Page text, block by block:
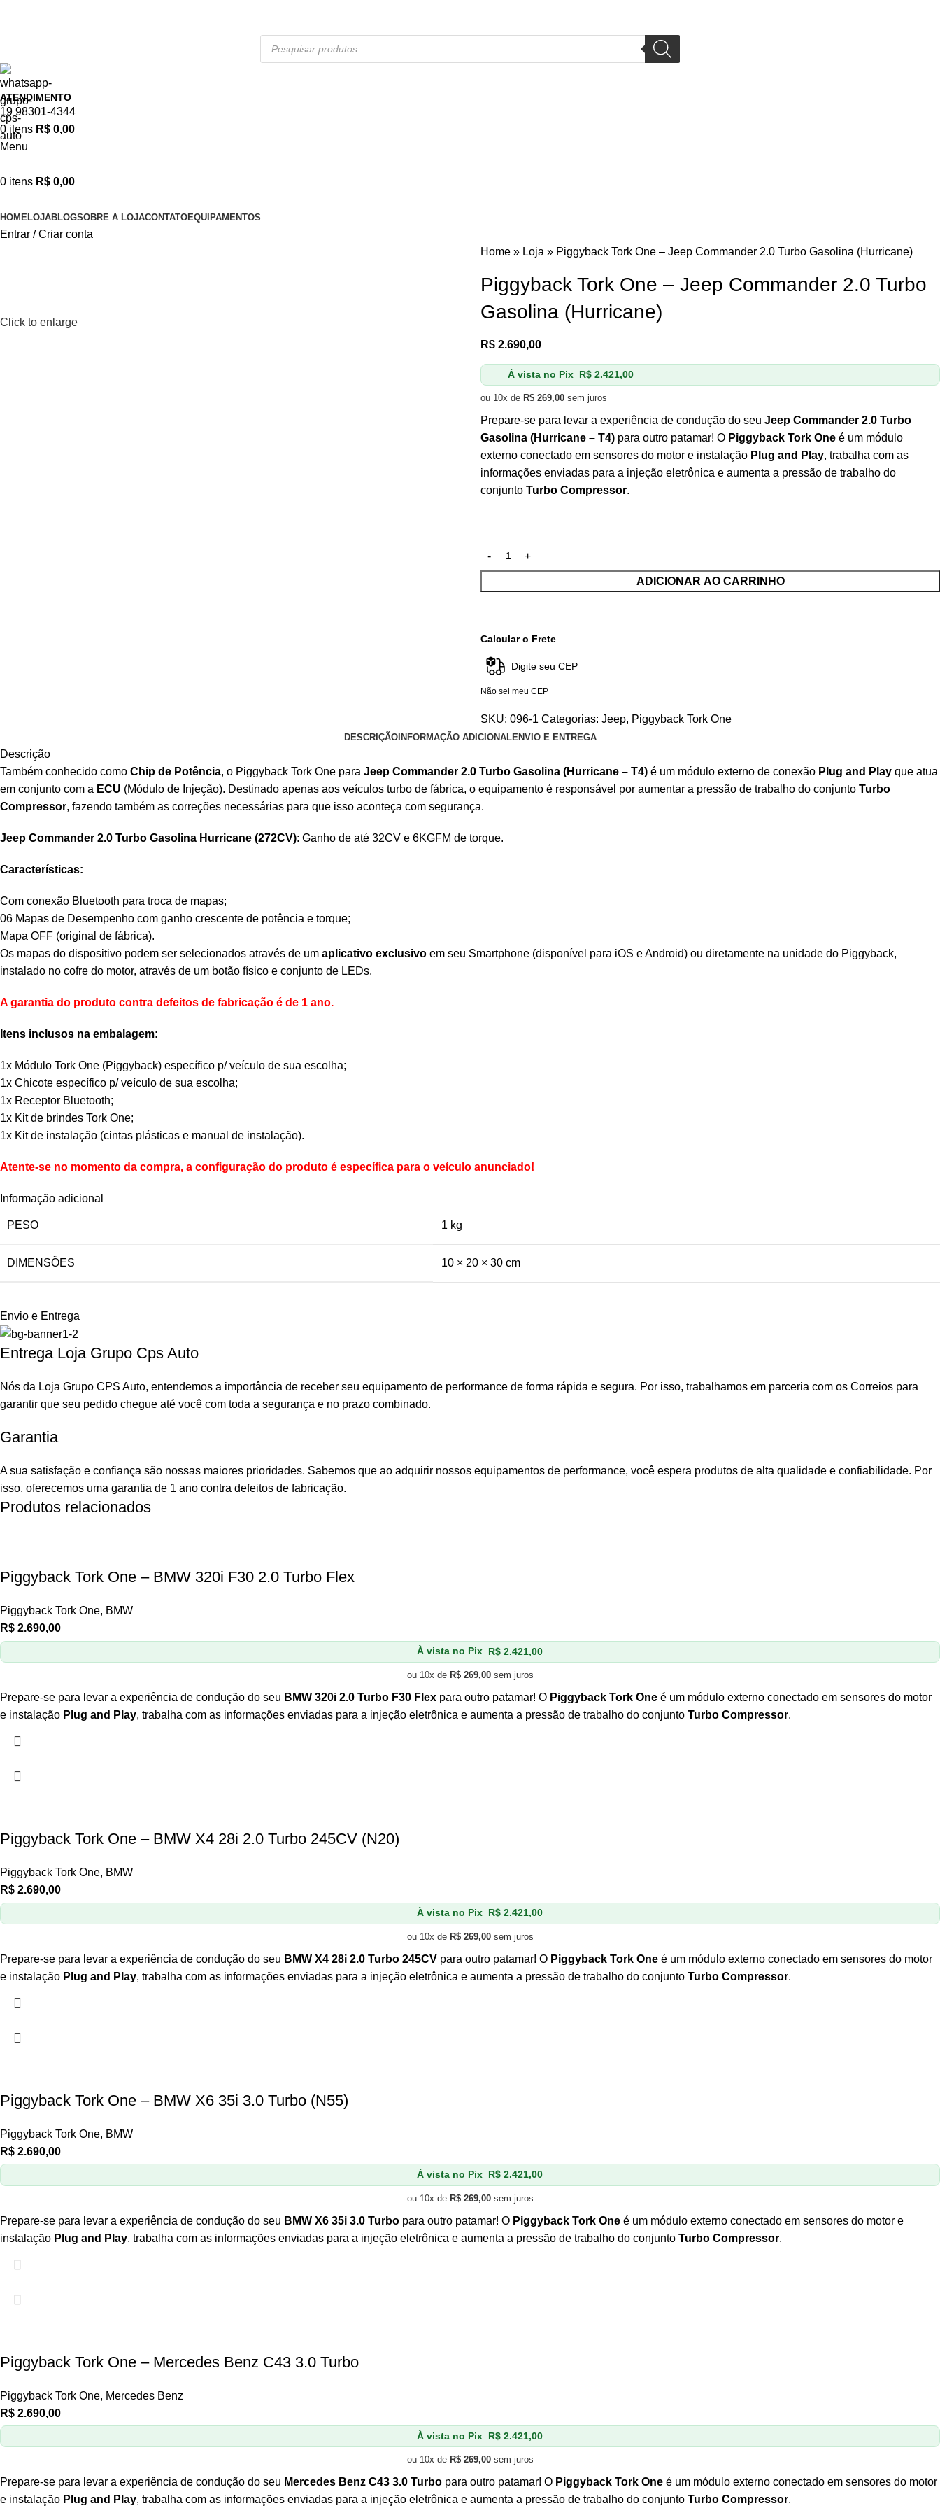
ATENDIMENTO
19 98301-4344
0 itens R$ 0,00
Menu
0 itens R$ 0,00
HOMELOJABLOGSOBRE A LOJACONTATOEQUIPAMENTOS
Entrar / Criar conta
Click to enlarge
Home » Loja » Piggyback Tork One – Jeep Commander 2.0 Turbo Gasolina (Hurricane)
Piggyback Tork One – Jeep Commander 2.0 Turbo
Gasolina (Hurricane)
R$ 2.690,00
À vista no Pix R$2.421,00
ou 10x de R$ 269,00 sem juros
Prepare-se para levar a experiência de condução do seu Jeep Commander 2.0 Turbo
Gasolina (Hurricane – T4) para outro patamar! O Piggyback Tork One é um módulo
externo conectado em sensores do motor e instalação Plug and Play, trabalha com as
informações enviadas para a injeção eletrônica e aumenta a pressão de trabalho do
conjunto Turbo Compressor.
ADICIONAR AO CARRINHO
Calcular o Frete
Não sei meu CEP
SKU: 096-1 Categorias: Jeep, Piggyback Tork One
DESCRIÇÃOINFORMAÇÃO ADICIONALENVIO E ENTREGA
Descrição
Também conhecido como Chip de Potência, o Piggyback Tork One para Jeep Commander 2.0 Turbo Gasolina (Hurricane – T4) é um módulo externo de conexão Plug and Play que atua
em conjunto com a ECU (Módulo de Injeção). Destinado apenas aos veículos turbo de fábrica, o equipamento é responsável por aumentar a pressão de trabalho do conjunto Turbo
Compressor, fazendo também as correções necessárias para que isso aconteça com segurança.
Jeep Commander 2.0 Turbo Gasolina Hurricane (272CV): Ganho de até 32CV e 6KGFM de torque.
Características:
Com conexão Bluetooth para troca de mapas;
06 Mapas de Desempenho com ganho crescente de potência e torque;
Mapa OFF (original de fábrica).
Os mapas do dispositivo podem ser selecionados através de um aplicativo exclusivo em seu Smartphone (disponível para iOS e Android) ou diretamente na unidade do Piggyback,
instalado no cofre do motor, através de um botão físico e conjunto de LEDs.
A garantia do produto contra defeitos de fabricação é de 1 ano.
Itens inclusos na embalagem:
1x Módulo Tork One (Piggyback) específico p/ veículo de sua escolha;
1x Chicote específico p/ veículo de sua escolha;
1x Receptor Bluetooth;
1x Kit de brindes Tork One;
1x Kit de instalação (cintas plásticas e manual de instalação).
Atente-se no momento da compra, a configuração do produto é específica para o veículo anunciado!
Informação adicional
PESO 1 kg
DIMENSÕES 10 × 20 × 30 cm
Envio e Entrega
Entrega Loja Grupo Cps Auto
Nós da Loja Grupo CPS Auto, entendemos a importância de receber seu equipamento de performance de forma rápida e segura. Por isso, trabalhamos em parceria com os Correios para
garantir que seu pedido chegue até você com toda a segurança e no prazo combinado.
Garantia
A sua satisfação e confiança são nossas maiores prioridades. Sabemos que ao adquirir nossos equipamentos de performance, você espera produtos de alta qualidade e confiabilidade. Por
isso, oferecemos uma garantia de 1 ano contra defeitos de fabricação.
Produtos relacionados
Piggyback Tork One – BMW 320i F30 2.0 Turbo Flex
Piggyback Tork One, BMW
R$ 2.690,00
À vista no Pix R$ 2.421,00
ou 10x de R$269,00sem juros
Prepare-se para levar a experiência de condução do seu BMW 320i 2.0 Turbo F30 Flex para outro patamar! O Piggyback Tork One é um módulo externo conectado em sensores do motor
e instalação Plug and Play, trabalha com as informações enviadas para a injeção eletrônica e aumenta a pressão de trabalho do conjunto Turbo Compressor.
Piggyback Tork One – BMW X4 28i 2.0 Turbo 245CV (N20)
Piggyback Tork One, BMW
R$ 2.690,00
À vista no Pix R$ 2.421,00
ou 10x de R$269,00sem juros
Prepare-se para levar a experiência de condução do seu BMW X4 28i 2.0 Turbo 245CV para outro patamar! O Piggyback Tork One é um módulo externo conectado em sensores do motor
e instalação Plug and Play, trabalha com as informações enviadas para a injeção eletrônica e aumenta a pressão de trabalho do conjunto Turbo Compressor.
Piggyback Tork One – BMW X6 35i 3.0 Turbo (N55)
Piggyback Tork One, BMW
R$ 2.690,00
À vista no Pix R$ 2.421,00
ou 10x de R$269,00sem juros
Prepare-se para levar a experiência de condução do seu BMW X6 35i 3.0 Turbo para outro patamar! O Piggyback Tork One é um módulo externo conectado em sensores do motor e
instalação Plug and Play, trabalha com as informações enviadas para a injeção eletrônica e aumenta a pressão de trabalho do conjunto Turbo Compressor.
Piggyback Tork One – Mercedes Benz C43 3.0 Turbo
Piggyback Tork One, Mercedes Benz
R$ 2.690,00
À vista no Pix R$ 2.421,00
ou 10x de R$269,00sem juros
Prepare-se para levar a experiência de condução do seu Mercedes Benz C43 3.0 Turbo para outro patamar! O Piggyback Tork One é um módulo externo conectado em sensores do motor
e instalação Plug and Play, trabalha com as informações enviadas para a injeção eletrônica e aumenta a pressão de trabalho do conjunto Turbo Compressor.